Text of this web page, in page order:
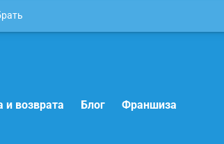
и возврата Блог Франшиза